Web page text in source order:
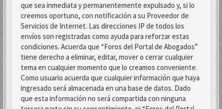
que sea inmediata y permanentemente expulsado y, si lo
creemos oportuno, con notificación a su Proveedor de
Servicios de Internet. Las direcciones IP de todos los
envíos son registradas como ayuda para reforzar estas
condiciones. Acuerda que “Foros del Portal de Abogados”
tiene derecho a eliminar, editar, mover o cerrar cualquier
tema en cualquier momento que lo creamos conveniente.
Como usuario acuerda que cualquier información que haya
ingresado será almacenada en una base de datos. Dado
que esta información no será compartida con ninguna